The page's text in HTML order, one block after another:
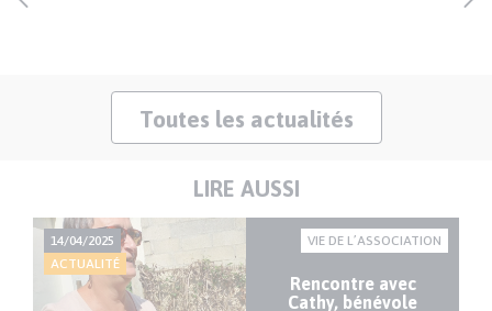
Toutes les actualités
LIRE AUSSI
14/04/2025
ACTUALITÉ
VIE DE L’ASSOCIATION
Rencontre avec
Cathy, bénévole